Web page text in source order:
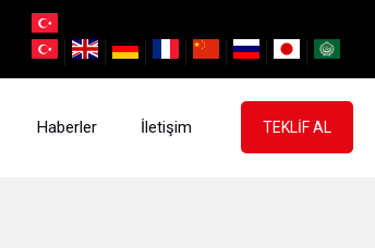
Haberler İletişim TEKLİF AL